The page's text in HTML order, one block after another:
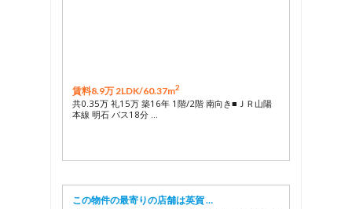
賃料8.9万 2LDK/60.37m2
共0.35万 礼15万 築16年 1階/2階 南向き■ＪＲ山陽
本線 明石 バス18分 …
この物件の最寄りの店舗は英賀 …